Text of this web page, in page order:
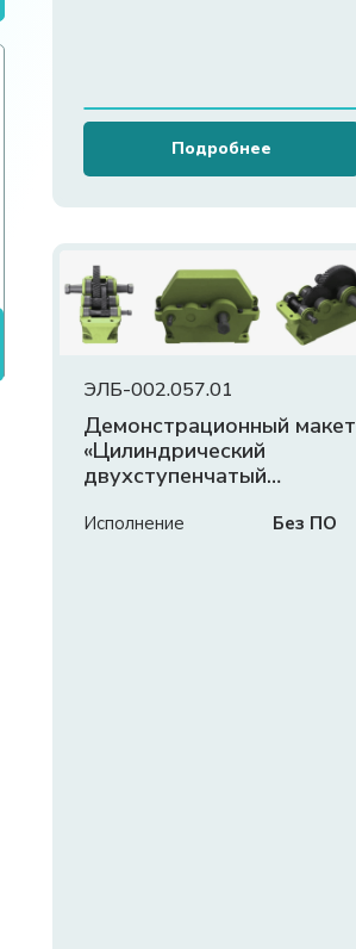
Подробнее
ЭЛБ-002.057.01
Демонстрационный макет
«Цилиндрический
двухступенчатый
Исполнение Без ПО